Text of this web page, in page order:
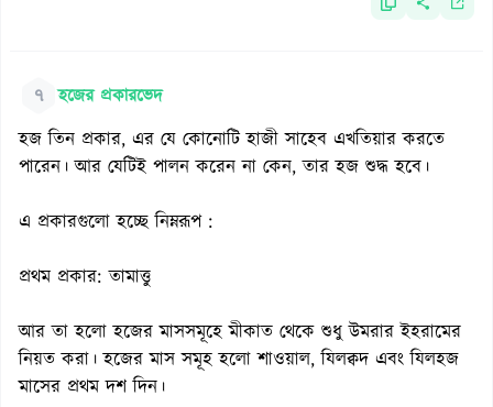
৭ হজের প্রকারভেদ
হজ তিন প্রকার, এর যে কোনোটি হাজী সাহেব এখতিয়ার করতে
পারেন। আর যেটিই পালন করেন না কেন, তার হজ শুদ্ধ হবে।
এ প্রকারগুলো হচ্ছে নিম্নরূপ :
প্রথম প্রকার: তামাত্তু
আর তা হলো হজের মাসসমূহে মীকাত থেকে শুধু উমরার ইহরামের
নিয়ত করা। হজের মাস সমূহ হলো শাওয়াল, যিলক্বদ এবং যিলহজ
মাসের প্রথম দশ দিন।